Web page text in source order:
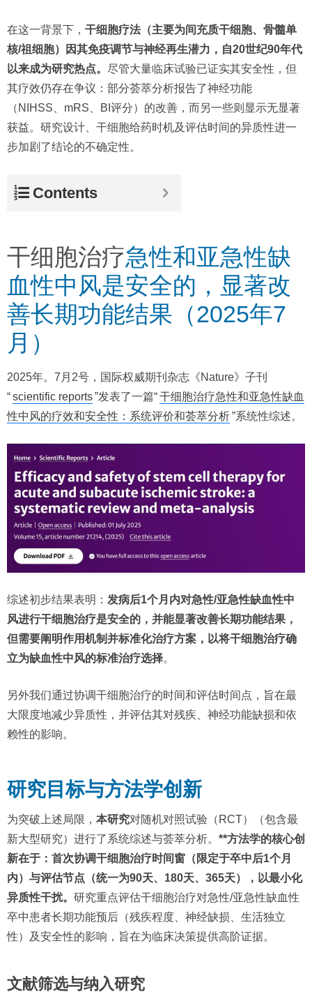
在这一背景下， 干细胞疗法（主要为间充质干细胞、骨髓单
核/祖细胞）因其免疫调节与神经再生潜力，自20世纪90年代
以来成为研究热点。 尽管大量临床试验已证实其安全性，但
其疗效仍存在争议：部分荟萃分析报告了神经功能
（NIHSS、mRS、BI评分）的改善，而另一些则显示无显著
获益。研究设计、干细胞给药时机及评估时间的异质性进一
步加剧了结论的不确定性。
Contents
干细胞治疗急性和亚急性缺
血性中风是安全的，显著改
善长期功能结果（2025年7
月）
2025年。7月2号，国际权威期刊杂志《Nature》子刊
“scientific reports”发表了一篇“干细胞治疗急性和亚急性缺血
性中风的疗效和安全性：系统评价和荟萃分析”系统性综述。
综述初步结果表明： 发病后1个月内对急性/亚急性缺血性中
风进行干细胞治疗是安全的，并能显著改善长期功能结果，
但需要阐明作用机制并标准化治疗方案，以将干细胞治疗确
立为缺血性中风的标准治疗选择。
另外我们通过协调干细胞治疗的时间和评估时间点，旨在最
大限度地减少异质性，并评估其对残疾、神经功能缺损和依
赖性的影响。
研究目标与方法学创新
为突破上述局限， 本研究对随机对照试验（RCT）（包含最
新大型研究）进行了系统综述与荟萃分析。 **方法学的核心创
新在于：首次协调干细胞治疗时间窗（限定于卒中后1个月
内）与评估节点（统一为90天、180天、365天），以最小化
异质性干扰。 研究重点评估干细胞治疗对急性/亚急性缺血性
卒中患者长期功能预后（残疾程度、神经缺损、生活独立
性）及安全性的影响，旨在为临床决策提供高阶证据。
文献筛选与纳入研究